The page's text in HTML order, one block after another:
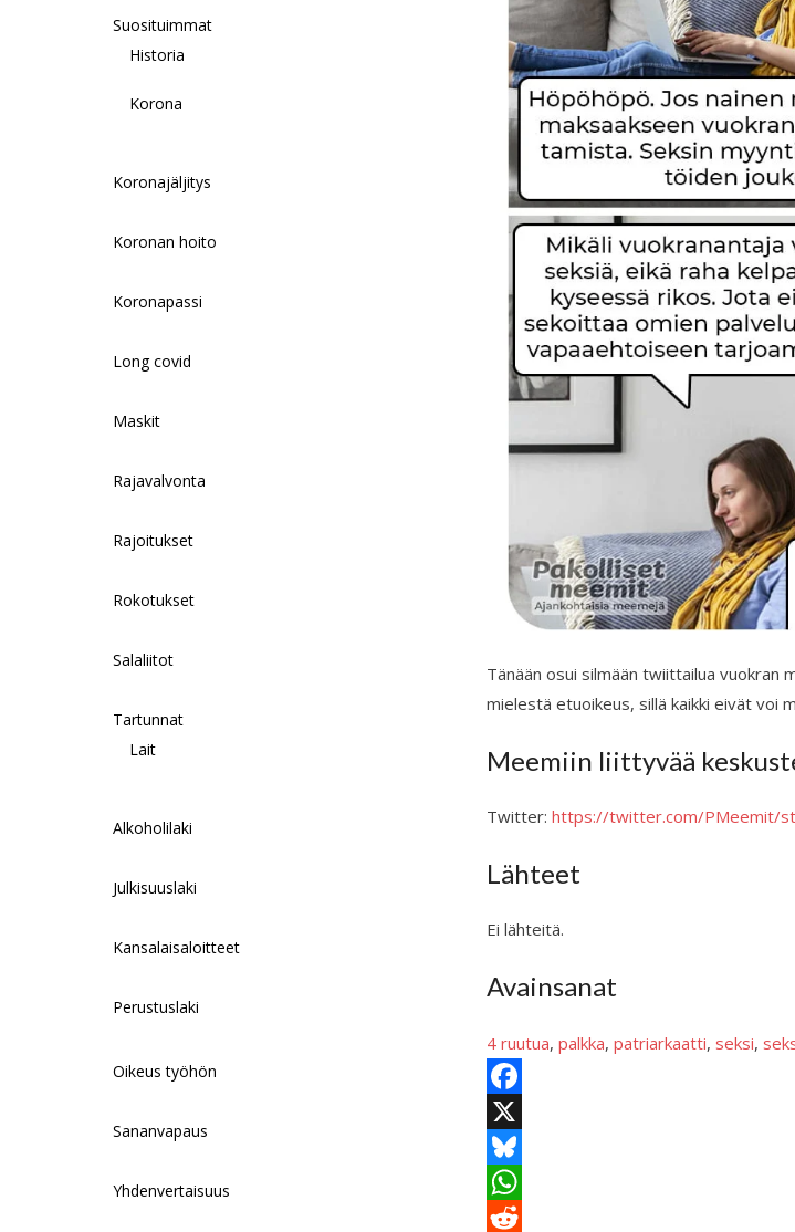
Tänään osui silmään twiittailua vuokran
mielestä etuoikeus, sillä kaikki eivät voi
Meemiin liittyvää
Twitter: https://twitter.com/PMeemit/
Lähteet
Ei lähteitä.
Avainsanat
4 ruutua, palkka, patriarkaatti, seksi,
F
a
c
e
X
B
W
Suosituimmat
Historia
Korona
Koronajäljitys
Koronan hoito
Koronapassi
Long covid
Maskit
Rajavalvonta
Rajoitukset
Rokotukset
Salaliitot
Tartunnat
Lait
Alkoholilaki
Julkisuuslaki
Kansalaisaloitteet
Perustuslaki
Oikeus työhön
Sananvapaus
Yhdenvertaisuus